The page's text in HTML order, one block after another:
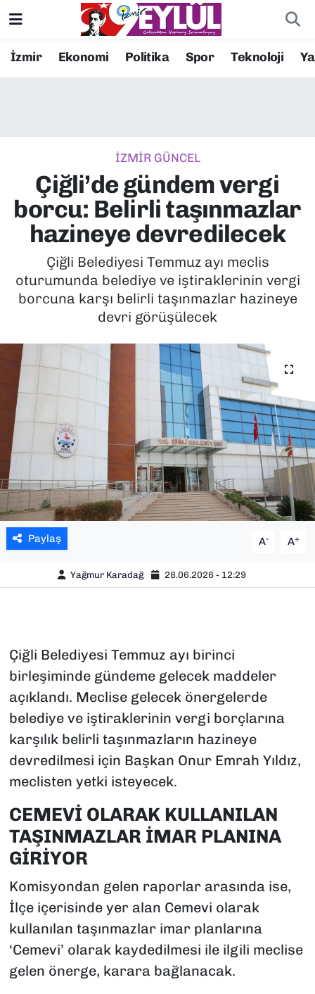
İzmir Ekonomi Politika Spor Teknoloji
İZMİR GÜNCEL
Çiğli’de gündem vergi
borcu: Belirli taşınmazlar
hazineye devredilecek
Çiğli Belediyesi Temmuz ayı meclis
oturumunda belediye ve iştiraklerinin vergi
borcuna karşı belirli taşınmazlar hazineye
devri görüşülecek
Paylaş A- A+
Yağmur Karadağ 28.06.2026 - 12:29
Çiğli Belediyesi Temmuz ayı birinci
birleşiminde gündeme gelecek maddeler
açıklandı. Meclise gelecek önergelerde
belediye ve iştiraklerinin vergi borçlarına
karşılık belirli taşınmazların hazineye
devredilmesi için Başkan Onur Emrah Yıldız,
meclisten yetki isteyecek.
CEMEVİ OLARAK KULLANILAN
TAŞINMAZLAR İMAR PLANINA
GİRİYOR
Komisyondan gelen raporlar arasında ise,
İlçe içerisinde yer alan Cemevi olarak
kullanılan taşınmazlar imar planlarına
‘Cemevi’ olarak kaydedilmesi ile ilgili meclise
gelen önerge, karara bağlanacak.
Resmi İlanlar
EKONOMİ
KÜLTÜR SANAT
MAGAZİN
POLİTİKA
SAĞLIK
SPOR
TEKNOLOJİ
YAŞAM
YEREL YÖNETİMLER
Konak Nöbetçi Eczaneler
Süper Lig Puan Durumu ve Fikstür
Tüm Manşetler
Son Dakika Haberleri
Haber Arşivi